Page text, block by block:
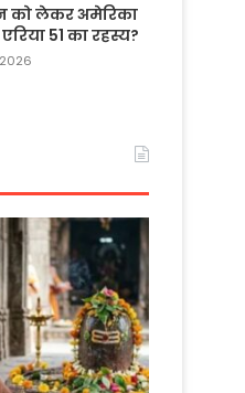
को लेकर अमेरिका
51 का रहस्य?